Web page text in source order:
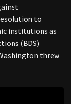
to
institutions as
(BDS)
threw